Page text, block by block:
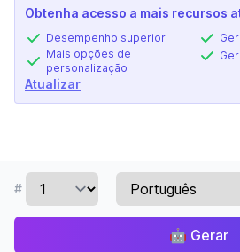
Obtenha acesso a mais recursos
Desempenho superior
Mais opções de
personalização
Atualizar
#
🤖 Gerar